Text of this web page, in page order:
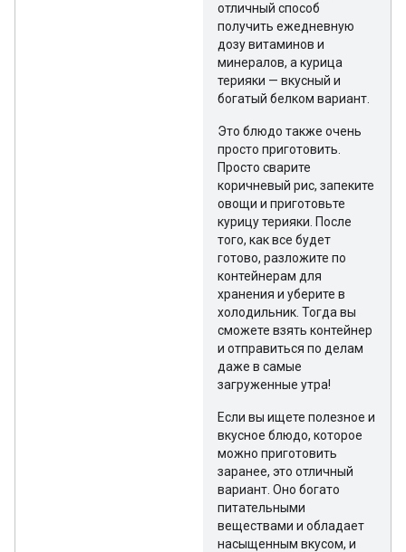
отличный способ
получить ежедневную
дозу витаминов и
минералов, а курица
терияки — вкусный и
богатый белком вариант.
Это блюдо также очень
просто приготовить.
Просто сварите
коричневый рис, запеките
овощи и приготовьте
курицу терияки. После
того, как все будет
готово, разложите по
контейнерам для
хранения и уберите в
холодильник. Тогда вы
сможете взять контейнер
и отправиться по делам
даже в самые
загруженные утра!
Если вы ищете полезное и
вкусное блюдо, которое
можно приготовить
заранее, это отличный
вариант. Оно богато
питательными
веществами и обладает
насыщенным вкусом, и